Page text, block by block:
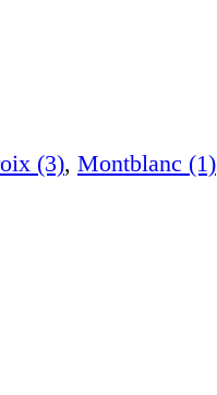
(3), Montblanc (1)